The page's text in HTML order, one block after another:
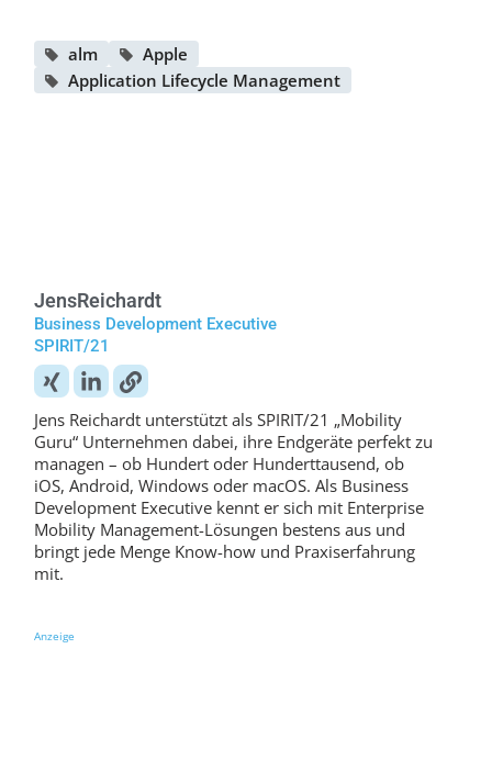
alm
Apple
Application Lifecycle Management
JensReichardt
Business Development Executive
SPIRIT/21
Jens Reichardt unterstützt als SPIRIT/21 „Mobility
Guru“ Unternehmen dabei, ihre Endgeräte perfekt zu
managen – ob Hundert oder Hunderttausend, ob
iOS, Android, Windows oder macOS. Als Business
Development Executive kennt er sich mit Enterprise
Mobility Management-Lösungen bestens aus und
bringt jede Menge Know-how und Praxiserfahrung
mit.
Anzeige